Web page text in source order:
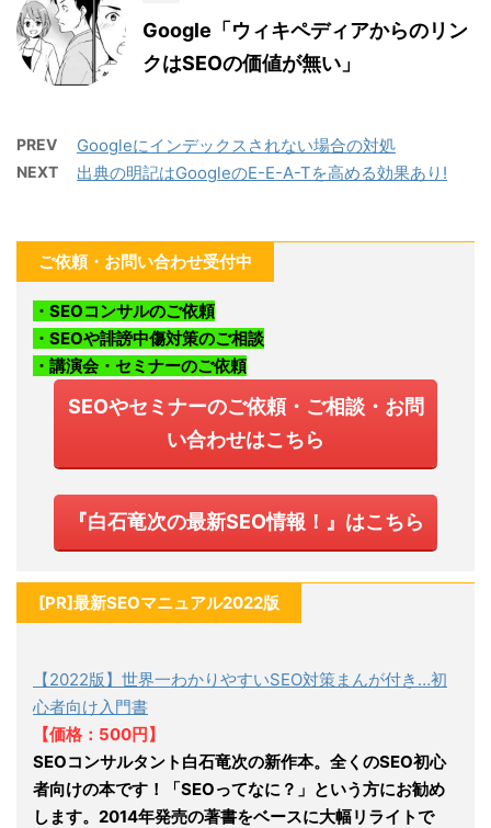
Google「ウィキペディアからのリン
クはSEOの価値が無い」
PREV Googleにインデックスされない場合の対処
NEXT 出典の明記はGoogleのE-E-A-Tを高める効果あり!
ご依頼・お問い合わせ受付中
・SEOコンサルのご依頼
・SEOや誹謗中傷対策のご相談
・講演会・セミナーのご依頼
SEOやセミナーのご依頼・ご相談・お問
い合わせはこちら
『白石竜次の最新SEO情報！』はこちら
[PR]最新SEOマニュアル2022版
【2022版】世界一わかりやすいSEO対策まんが付き…初
心者向け入門書
【価格：500円】
SEOコンサルタント白石竜次の新作本。全くのSEO初心
者向けの本です！「SEOってなに？」という方にお勧め
します。2014年発売の著書をベースに大幅リライトで